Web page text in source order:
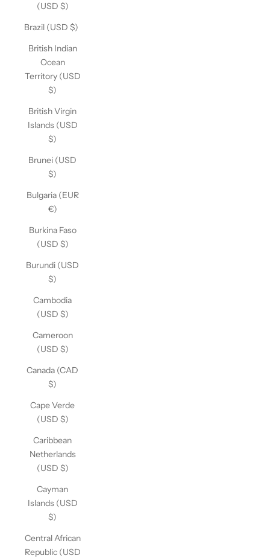
(USD $)
Brazil (USD $)
British Indian
Ocean
Territory (USD
$)
British Virgin
Islands (USD
$)
Brunei (USD
$)
Bulgaria (EUR
€)
Burkina Faso
(USD $)
Burundi (USD
$)
Cambodia
(USD $)
Cameroon
(USD $)
Canada (CAD
$)
Cape Verde
(USD $)
Caribbean
Netherlands
(USD $)
Cayman
Islands (USD
$)
Central African
Republic (USD